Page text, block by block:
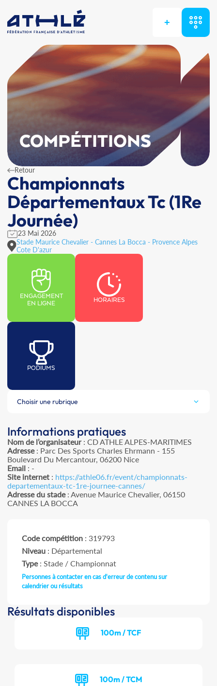
+
COMPÉTITIONS
Retour
Championnats
Départementaux Tc (1Re
Journée)
23 Mai 2026
Stade Maurice Chevalier - Cannes La Bocca - Provence Alpes
Cote D'azur
ENGAGEMENT
EN LIGNE
HORAIRES
PODIUMS
Choisir une rubrique
Informations pratiques
Nom de l’organisateur: CD ATHLE ALPES-MARITIMES
Adresse: Parc Des Sports Charles Ehrmann - 155
Boulevard Du Mercantour, 06200 Nice
Email : -
Site internet : https://athle06.fr/event/championnats-
departementaux-tc-1re-journee-cannes/
Adresse du stade: Avenue Maurice Chevalier, 06150
CANNES LA BOCCA
Code compétition : 319793
Niveau : Départemental
Type: Stade / Championnat
Personnes à contacter en cas d'erreur de contenu sur
calendrier ou résultats
Résultats disponibles
100m / TCF
100m / TCM